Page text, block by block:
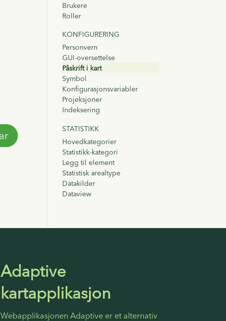
Brukere
Roller
KONFIGURERING
Personvern
GUI-oversettelse
Påskrift i kart
Symbol
Konfigurasjonsvariabler
Projeksjoner
Indeksering
STATISTIKK
Hovedkategorier
Statistikk-kategori
Legg til element
Statistisk arealtype
Datakilder
Dataview
Adaptive
kartapplikasjon
Webapplikasjonen Adaptive er et alternativ